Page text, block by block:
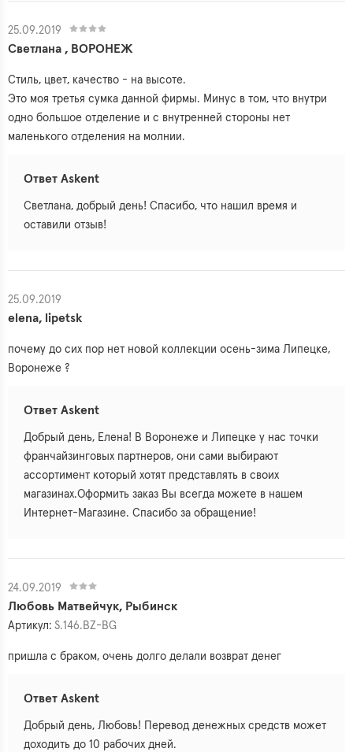
25.09.2019
Светлана , ВОРОНЕЖ
Стиль, цвет, качество - на высоте.
Это моя третья сумка данной фирмы. Минус в том, что внутри
одно большое отделение и с внутренней стороны нет
маленького отделения на молнии.
Ответ Askent
Светлана, добрый день! Спасибо, что нашил время и
оставили отзыв!
25.09.2019
elena, lipetsk
почему до сих пор нет новой коллекции осень-зима Липецке,
Воронеже ?
Ответ Askent
Добрый день, Елена! В Воронеже и Липецке у нас точки
франчайзинговых партнеров, они сами выбирают
ассортимент который хотят представлять в своих
магазинах.Оформить заказ Вы всегда можете в нашем
Интернет-Магазине. Спасибо за обращение!
24.09.2019
Любовь Матвейчук, Рыбинск
Артикул: S.146.BZ-BG
пришла с браком, очень долго делали возврат денег
Ответ Askent
Добрый день, Любовь! Перевод денежных средств может
доходить до 10 рабочих дней.